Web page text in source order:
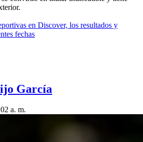
en Discover, los resultados y
fechas
García
a. m.